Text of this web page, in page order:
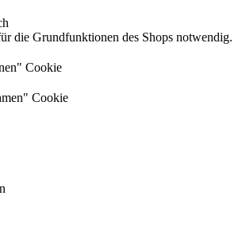
die Grundfunktionen des Shops notwendig.
Cookie
Cookie